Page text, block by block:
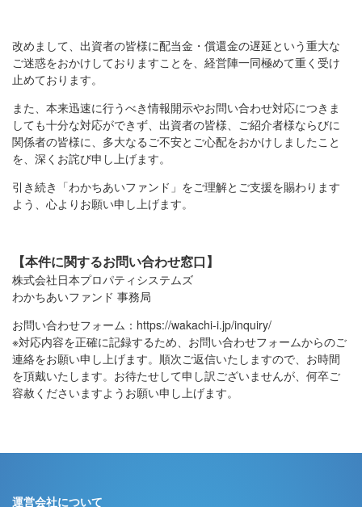
改めまして、出資者の皆様に配当金・償還金の遅延という重大な
ご迷惑をおかけしておりますことを、経営陣一同極めて重く受け
止めております。
また、本来迅速に行うべき情報開示やお問い合わせ対応につきま
しても十分な対応ができず、出資者の皆様、ご紹介者様ならびに
関係者の皆様に、多大なるご不安とご心配をおかけしましたこと
を、深くお詫び申し上げます。
引き続き「わかちあいファンド」をご理解とご支援を賜わります
よう、心よりお願い申し上げます。
【本件に関するお問い合わせ窓口】
株式会社日本プロパティシステムズ
わかちあいファンド 事務局
お問い合わせフォーム： https://wakachi-i.jp/inquiry/
※対応内容を正確に記録するため、お問い合わせフォームからのご
連絡をお願い申し上げます。順次ご返信いたしますので、お時間
を頂戴いたします。お待たせして申し訳ございませんが、何卒ご
容赦くださいますようお願い申し上げます。
運営会社について